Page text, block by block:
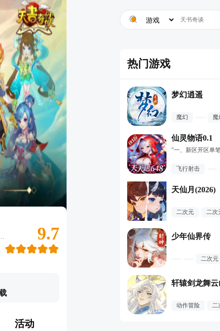
9.7
活动
热门游戏
梦幻逍遥
魔幻 魔
仙灵物语0.1
飞行射击
天仙月(2026)
二次元 二次
少年仙界传
二次元
轩辕剑龙舞云
动作冒险 二